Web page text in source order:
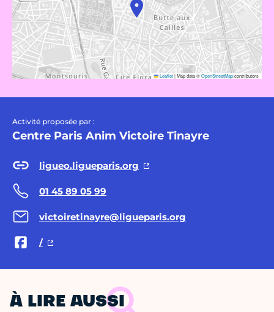
Leaflet|Map data ©OpenStreetMapcontributors
Activité proposée par :
Centre Paris Anim Victoire Tinayre
ligueo.ligueparis.org
01 45 89 05 99
victoiretinayre@ligueparis.org
/
À LIRE AUSSI